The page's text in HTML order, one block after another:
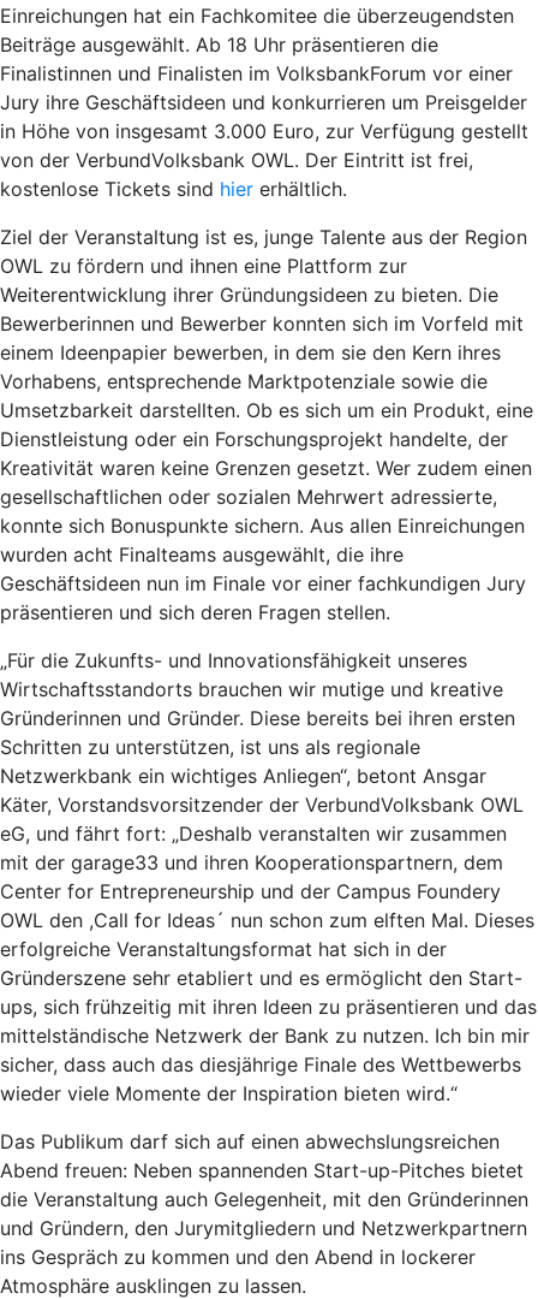
Einreichungen hat ein Fachkomitee die überzeugendsten
Beiträge ausgewählt. Ab 18 Uhr präsentieren die
Finalistinnen und Finalisten im VolksbankForum vor einer
Jury ihre Geschäftsideen und konkurrieren um Preisgelder
in Höhe von insgesamt 3.000 Euro, zur Verfügung gestellt
von der VerbundVolksbank OWL. Der Eintritt ist frei,
kostenlose Tickets sind hier erhältlich.
Ziel der Veranstaltung ist es, junge Talente aus der Region
OWL zu fördern und ihnen eine Plattform zur
Weiterentwicklung ihrer Gründungsideen zu bieten. Die
Bewerberinnen und Bewerber konnten sich im Vorfeld mit
einem Ideenpapier bewerben, in dem sie den Kern ihres
Vorhabens, entsprechende Marktpotenziale sowie die
Umsetzbarkeit darstellten. Ob es sich um ein Produkt, eine
Dienstleistung oder ein Forschungsprojekt handelte, der
Kreativität waren keine Grenzen gesetzt. Wer zudem einen
gesellschaftlichen oder sozialen Mehrwert adressierte,
konnte sich Bonuspunkte sichern. Aus allen Einreichungen
wurden acht Finalteams ausgewählt, die ihre
Geschäftsideen nun im Finale vor einer fachkundigen Jury
präsentieren und sich deren Fragen stellen.
„Für die Zukunfts- und Innovationsfähigkeit unseres
Wirtschaftsstandorts brauchen wir mutige und kreative
Gründerinnen und Gründer. Diese bereits bei ihren ersten
Schritten zu unterstützen, ist uns als regionale
Netzwerkbank ein wichtiges Anliegen“, betont Ansgar
Käter, Vorstandsvorsitzender der VerbundVolksbank OWL
eG, und fährt fort: „Deshalb veranstalten wir zusammen
mit der garage33 und ihren Kooperationspartnern, dem
Center for Entrepreneurship und der Campus Foundery
OWL den ,Call for Ideas´ nun schon zum elften Mal. Dieses
erfolgreiche Veranstaltungsformat hat sich in der
Gründerszene sehr etabliert und es ermöglicht den Start-
ups, sich frühzeitig mit ihren Ideen zu präsentieren und das
mittelständische Netzwerk der Bank zu nutzen. Ich bin mir
sicher, dass auch das diesjährige Finale des Wettbewerbs
wieder viele Momente der Inspiration bieten wird.“
Das Publikum darf sich auf einen abwechslungsreichen
Abend freuen: Neben spannenden Start-up-Pitches bietet
die Veranstaltung auch Gelegenheit, mit den Gründerinnen
und Gründern, den Jurymitgliedern und Netzwerkpartnern
ins Gespräch zu kommen und den Abend in lockerer
Atmosphäre ausklingen zu lassen.